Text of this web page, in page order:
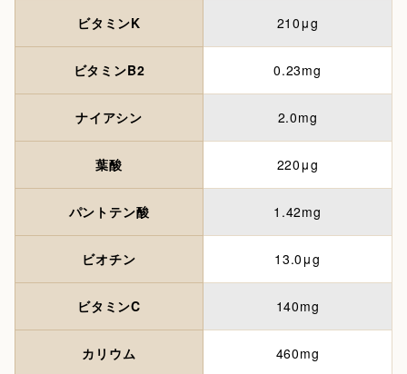
ビタミンK 210μg
ビタミンB2 0.23mg
ナイアシン 2.0mg
葉酸 220μg
パントテン酸 1.42mg
ビオチン 13.0μg
ビタミンC 140mg
カリウム 460mg